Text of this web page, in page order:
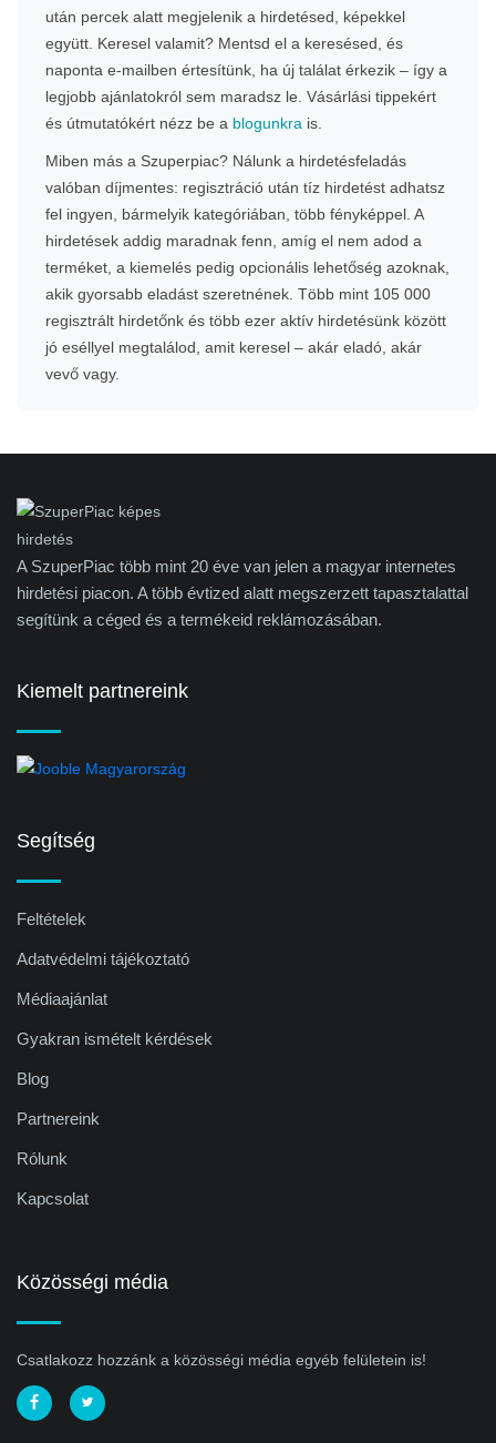
után percek alatt megjelenik a hirdetésed, képekkel
együtt. Keresel valamit? Mentsd el a keresésed, és
naponta e-mailben értesítünk, ha új találat érkezik – így a
legjobb ajánlatokról sem maradsz le. Vásárlási tippekért
és útmutatókért nézz be a blogunkra is.
Miben más a Szuperpiac? Nálunk a hirdetésfeladás
valóban díjmentes: regisztráció után tíz hirdetést adhatsz
fel ingyen, bármelyik kategóriában, több fényképpel. A
hirdetések addig maradnak fenn, amíg el nem adod a
terméket, a kiemelés pedig opcionális lehetőség azoknak,
akik gyorsabb eladást szeretnének. Több mint 105 000
regisztrált hirdetőnk és több ezer aktív hirdetésünk között
jó eséllyel megtalálod, amit keresel – akár eladó, akár
vevő vagy.
A SzuperPiac több mint 20 éve van jelen a magyar internetes
hirdetési piacon. A több évtized alatt megszerzett tapasztalattal
segítünk a céged és a termékeid reklámozásában.
Kiemelt partnereink
Segítség
Feltételek
Adatvédelmi tájékoztató
Médiaajánlat
Gyakran ismételt kérdések
Blog
Partnereink
Rólunk
Kapcsolat
Közösségi média
Csatlakozz hozzánk a közösségi média egyéb felületein is!